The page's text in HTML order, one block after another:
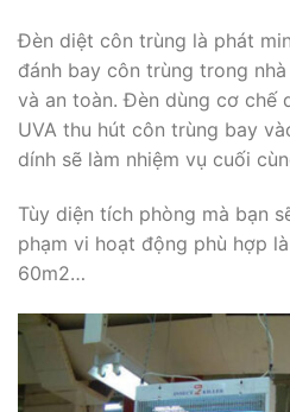
Đèn diệt côn trùng là phát
đánh bay côn trùng trong
và an toàn. Đèn dùng cơ chế
UVA thu hút côn trùng bay
dính sẽ làm nhiệm vụ cuối
Tùy diện tích phòng mà bạn
phạm vi hoạt động phù hợp
60m2…